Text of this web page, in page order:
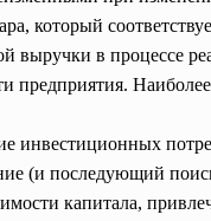
который
выручки в процессе
предприятия.
инвестиционных
(и последующий
капитала,